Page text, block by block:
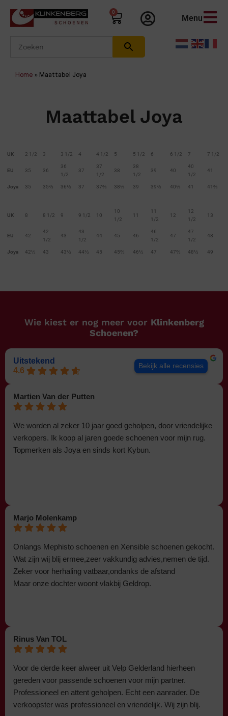
0
Menu
Home » Maattabel Joya
Maattabel Joya
UK 2 1/2 3 3 1/2 4 4 1/2 5 5 1/2 6 6 1/2 7 7 1/2
EU 35 36
36
1/2
37
37
1/2
38
38
1/2
39 40
40
1/2
41
Joya 35 35⅔ 36⅓ 37 37⅔ 38⅓ 39 39⅔ 40⅓ 41 41⅔
UK 8 8 1/2 9 9 1/2 10
10
1/2
11
11
1/2
12
12
1/2
13
EU 42
42
1/2
43
43
1/2
44 45 46
46
1/2
47
47
1/2
48
Joya 42⅓ 43 43⅔ 44⅓ 45 45⅔ 46⅓ 47 47⅔ 48⅓ 49
Wie kiest er nog meer voor Klinkenberg
Schoenen?
Uitstekend
4.6
Bekijk alle recensies
Martien Van der Putten
We worden al zeker 10 jaar goed geholpen, door vriendelijke
verkopers. Ik koop al jaren goede schoenen voor mijn rug.
Topmerken als Joya en sinds kort Kybun.
Marjo Molenkamp
Onlangs Mephisto schoenen en Xensible schoenen gekocht.
Wat zijn wij blij ermee,zeer vakkundig advies,nemen de tijd.
Zeker voor herhaling vatbaar,ondanks de afstand
Maar onze dochter woont vlakbij Geldrop.
Rinus Van TOL
Voor de derde keer alweer uit Velp Gelderland hierheen
gereden voor passende schoenen voor mijn partner.
Professioneel en attent geholpen. Echt een aanrader. De
verkoopster was professioneel en vriendelijk. Wij zijn blij.